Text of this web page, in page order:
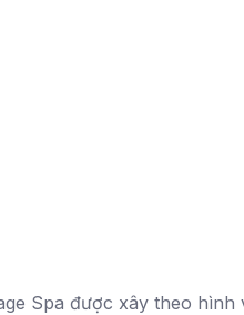
Spa được xây theo